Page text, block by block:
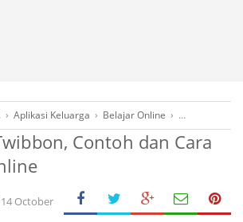
› Aplikasi Keluarga › Belajar Online › Desain Grafis
Contoh dan Cara
14 October